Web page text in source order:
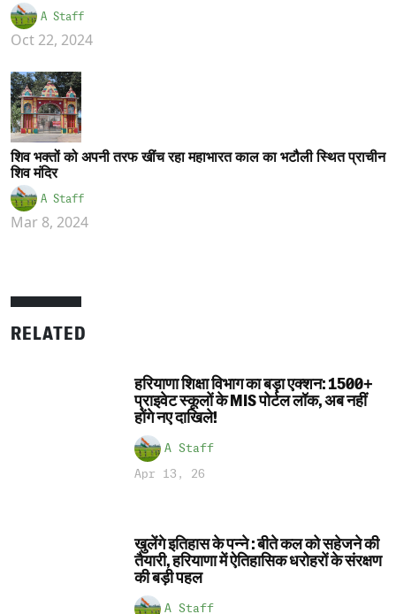
A Staff
Oct 22, 2024
शिव भक्तों को अपनी तरफ खींच रहा महाभारत काल का भटौली स्थित प्राचीन
शिव मंदिर
A Staff
Mar 8, 2024
RELATED
हरियाणा शिक्षा विभाग का बड़ा एक्शन: 1500+
प्राइवेट स्कूलों के MIS पोर्टल लॉक, अब नहीं
होंगे नए दाखिले!
A Staff
Apr 13, 26
खुलेंगे इतिहास के पन्ने : बीते कल को सहेजने की
तैयारी, हरियाणा में ऐतिहासिक धरोहरों के संरक्षण
की बड़ी पहल
A Staff